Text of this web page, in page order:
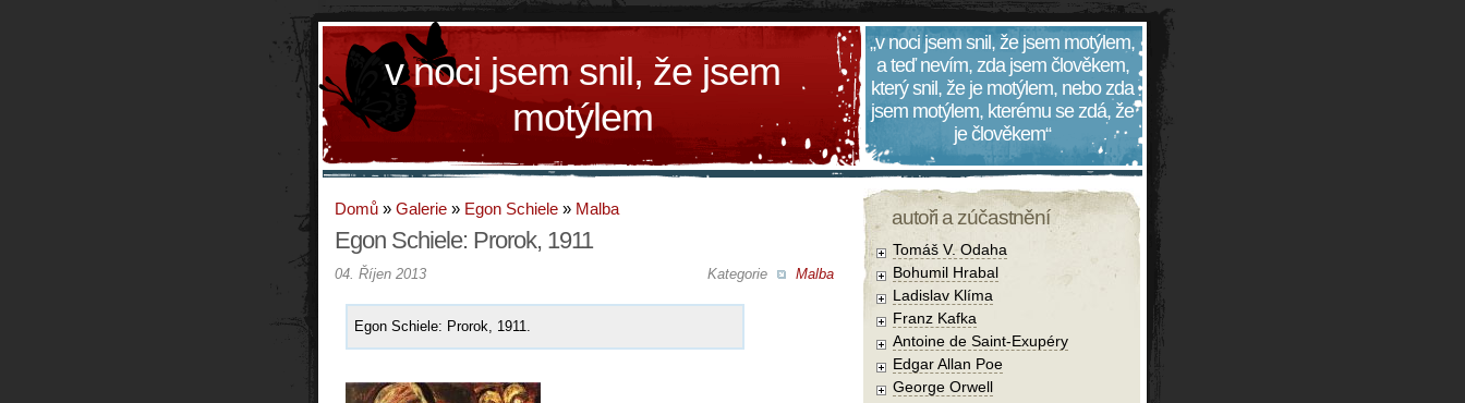
v noci jsem snil, že jsem
motýlem
„v noci jsem snil, že jsem motýlem,
a teď nevím, zda jsem člověkem,
který snil, že je motýlem, nebo zda
jsem motýlem, kterému se zdá, že
je člověkem“
Domů » Galerie » Egon Schiele » Malba
Egon Schiele: Prorok, 1911
Kategorie Malba
04. Říjen 2013
Egon Schiele: Prorok, 1911.
autoři a zúčastnění
Tomáš V. Odaha
Bohumil Hrabal
Ladislav Klíma
Franz Kafka
Antoine de Saint-Exupéry
Edgar Allan Poe
George Orwell